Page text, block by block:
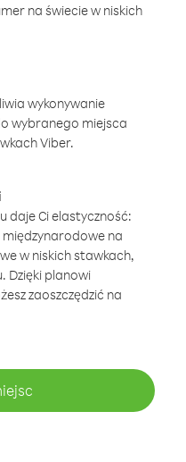
na świecie w niskich
wykonywanie
wybranego miejsca
Viber.
daje Ci elastyczność:
międzynarodowe na
w niskich stawkach,
Dzięki planowi
zaoszczędzić na